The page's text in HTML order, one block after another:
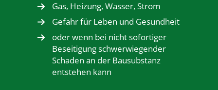
Gas, Heizung, Wasser, Strom
Gefahr für Leben und Gesundheit
oder wenn bei nicht sofortiger
Beseitigung schwerwiegender
Schaden an der Bausubstanz
entstehen kann